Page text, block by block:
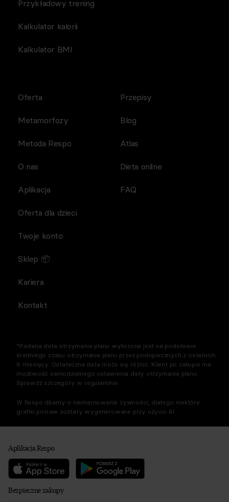
Przykładowy trening
Kalkulator kalorii
Kalkulator BMI
Oferta
Metamorfozy
Metoda Respo
O nas
Aplikacja
Przepisy
Blog
Atlas
Dieta online
FAQ
Oferta dla dzieci
Twoje konto
Sklep 📦
Kariera
Kontakt
*Podana data otrzymania planu wyliczona jest na podstawie
średniego czasu otrzymania planu przez podopiecznych z ostatnich
6 miesięcy. Ostateczna data może się różnić. Klient po zakupie ma
możliwość samodzielnego ustawienia daty otrzymania planu.
Sprawdź szczegóły w regulaminie.
W Respo dbamy o niemarnowanie żywności, dlatego niektóre
grafiki potraw zostały wygenerowane przy użyciu AI.
Aplikacja Respo
Bezpieczne zakupy